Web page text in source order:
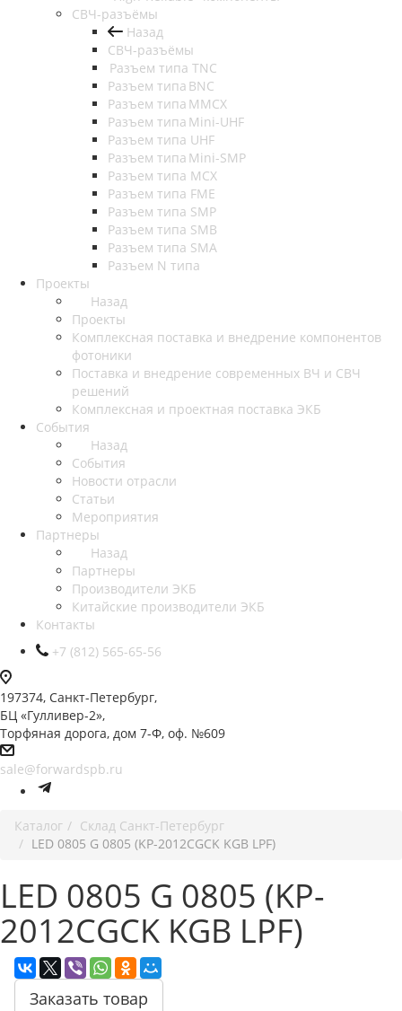
СВЧ-разъёмы
Назад
СВЧ-разъёмы
Разъем типа TNC
Разъем типа BNC
Разъем типа MMCX
Разъем типа Mini-UHF
Разъем типа UHF
Разъем типа Mini-SMP
Разъем типа MCX
Разъем типа FME
Разъем типа SMP
Разъем типа SMB
Разъем типа SMA
Разъем N типа
Проекты
Назад
Проекты
Комплексная поставка и внедрение компонентов
фотоники
Поставка и внедрение современных ВЧ и СВЧ
решений
Комплексная и проектная поставка ЭКБ
События
Назад
События
Новости отрасли
Статьи
Мероприятия
Партнеры
Назад
Партнеры
Производители ЭКБ
Китайские производители ЭКБ
Контакты
+7 (812) 565-65-56
197374, Санкт-Петербург,
БЦ «Гулливер-2»,
Торфяная дорога, дом 7-Ф, оф. №609
sale@forwardspb.ru
Каталог
Cклад Санкт-Петербург
LED 0805 G 0805 (KP-2012CGCK KGB LPF)
LED 0805 G 0805 (KP-
2012CGCK KGB LPF)
Заказать товар